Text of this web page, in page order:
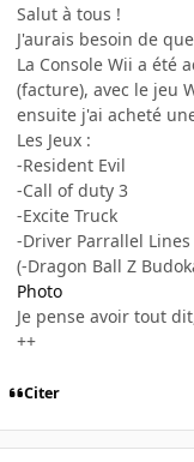
Salut à tous !
J'aurais besoin de
La Console Wii a été
(facture), avec le jeu
ensuite j'ai acheté
Les Jeux :
-Resident Evil
-Call of duty 3
-Excite Truck
-Driver Parrallel Lines
(-Dragon Ball Z
Photo
Je pense avoir tout
++
Citer